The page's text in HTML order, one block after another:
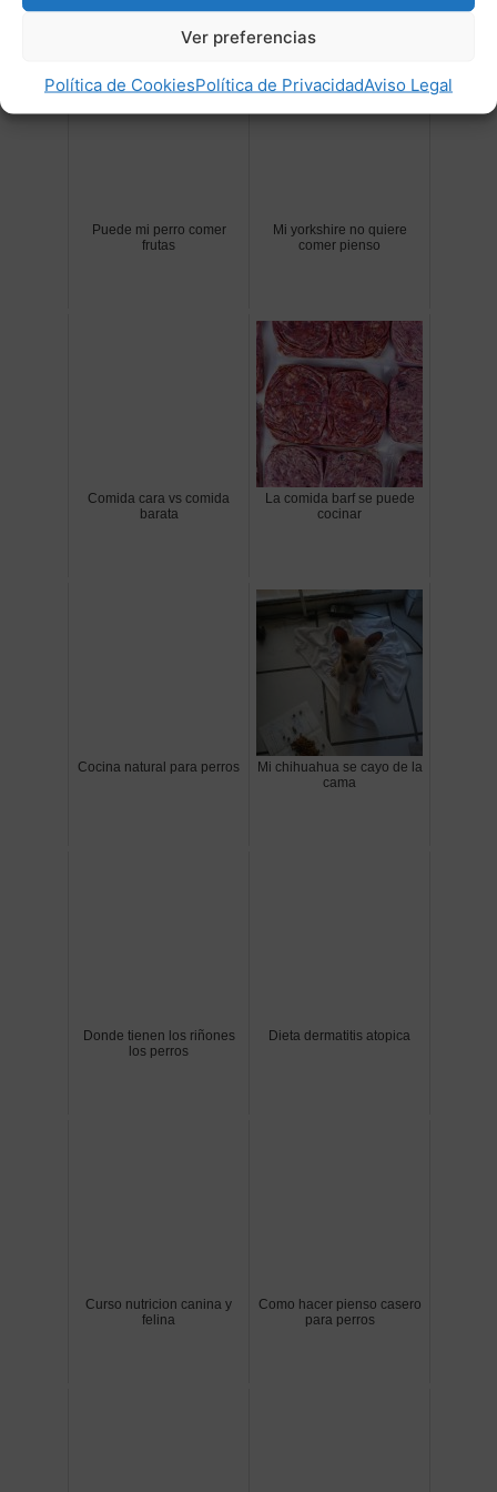
Ver preferencias
Política de CookiesPolítica de PrivacidadAviso Legal
Puede mi perro comer
frutas
Mi yorkshire no quiere
comer pienso
Comida cara vs comida
barata
La comida barf se puede
cocinar
Cocina natural para perros
Mi chihuahua se cayo de la
cama
Donde tienen los riñones
los perros
Dieta dermatitis atopica
Curso nutricion canina y
felina
Como hacer pienso casero
para perros